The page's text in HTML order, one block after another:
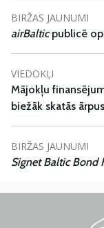
BIRŽAS JAUNUMI
airBalticpublicē
VIEDOKĻI
Mājokļu
biežāk skatās
BIRŽAS JAUNUMI
Signet Baltic Bond